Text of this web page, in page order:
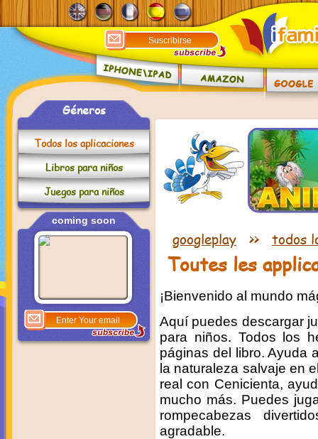
Géneros
Todos los aplicaciones
Libros para niños
Juegos para niños
coming soon
googleplay >> todos
Toutes les
¡Bienvenido al mundo
Aquí puedes descargar
para niños. Todos los
páginas del libro. Ayuda
la naturaleza salvaje en
real con Cenicienta,
mucho más. Puedes
rompecabezas
agradable.